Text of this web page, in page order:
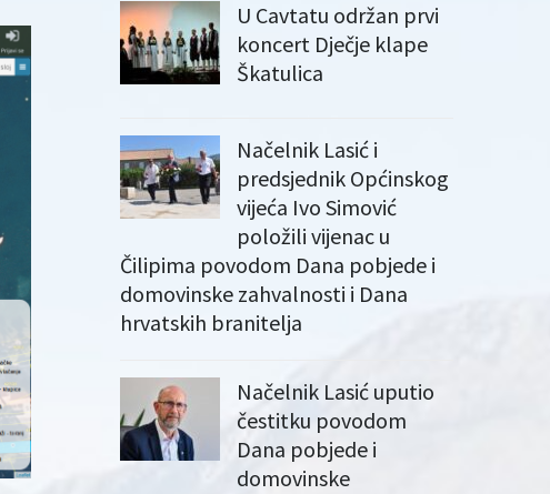
U Cavtatu održan prvi
koncert Dječje klape
Škatulica
Načelnik Lasić i
predsjednik Općinskog
vijeća Ivo Simović
položili vijenac u
Čilipima povodom Dana pobjede i
domovinske zahvalnosti i Dana
hrvatskih branitelja
Načelnik Lasić uputio
čestitku povodom
Dana pobjede i
domovinske